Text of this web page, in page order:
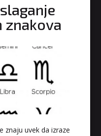
znakova
znaju uvek da izraze